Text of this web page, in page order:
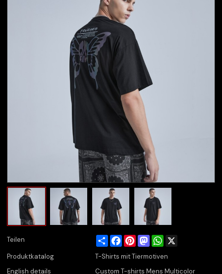
Teilen ShareFacebook
PinterestMastodonWhatsApp
Produktkatalog
T-Shirts mit Tiermotiven
English details
Custom T-shirts Mens Multicolor